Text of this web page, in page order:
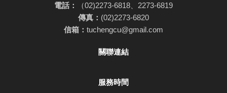
電話：
（02)2273-6818、2273-6819
傳真： (02)2273-6820
信箱： tuchengcu@gmail.com
關聯連結
服務時間